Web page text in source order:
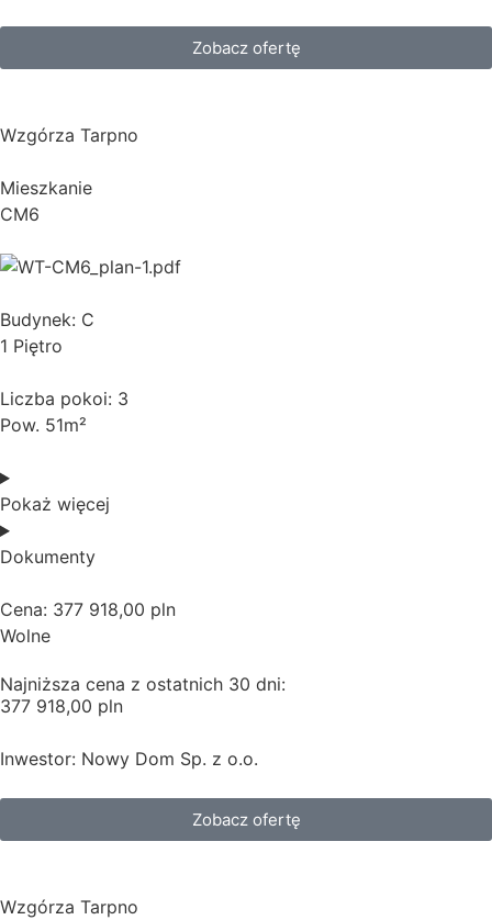
Zobacz ofertę
Wzgórza Tarpno
Mieszkanie
CM6
Budynek: C
1 Piętro
Liczba pokoi: 3
Pow. 51m²
Pokaż więcej
Dokumenty
Cena: 377 918,00 pln
Wolne
Najniższa cena z ostatnich 30 dni:
377 918,00 pln
Inwestor: Nowy Dom Sp. z o.o.
Zobacz ofertę
Wzgórza Tarpno